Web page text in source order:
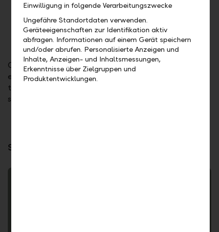
managers and fund companies, we offer
comprehensive services – from setting up
funds, administration and risk management
to custody and execution of transactions.
Our values – integrity, respect, passion and
excellence – are the basis for cooperation based on
trust. Together we set new standards in institutional
support.
Stay informed – read more here:
Einwilligung in folgende Verarbeitungszwecke
Ungefähre Standortdaten verwenden.
Geräteeigenschaften zur Identifikation aktiv
abfragen. Informationen auf einem Gerät speichern
und/oder abrufen. Personalisierte Anzeigen und
Inhalte, Anzeigen- und Inhaltsmessungen,
Erkenntnisse über Zielgruppen und
Produktentwicklungen.